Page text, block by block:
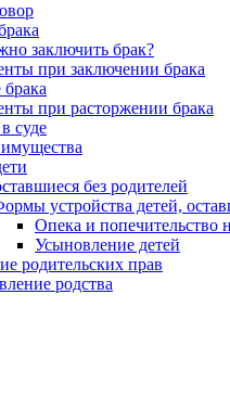
заключить брак?
при заключении брака
при расторжении брака
суде
без родителей
устройства детей,
Опека и попечительство
Усыновление детей
родительских прав
родства